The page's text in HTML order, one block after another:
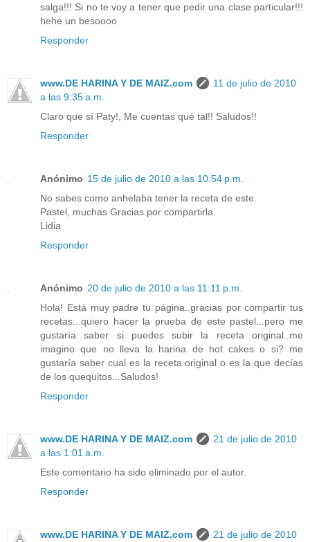
salga!!! Si no te voy a tener que pedir una clase particular!!!
hehe un besoooo
Responder
www.DE HARINA Y DE MAIZ.com
11 de julio de 2010
a las 9:35 a.m.
Claro que sí Paty!, Me cuentas qué tal!! Saludos!!
Responder
Anónimo 15 de julio de 2010 a las 10:54 p.m.
No sabes como anhelaba tener la receta de este
Pastel, muchas Gracias por compartirla.
Lidia
Responder
Anónimo 20 de julio de 2010 a las 11:11 p.m.
Hola! Está muy padre tu página..gracias por compartir tus
recetas...quiero hacer la prueba de este pastel...pero me
gustaría saber si puedes subir la receta original..me
imagino que no lleva la harina de hot cakes o si? me
gustaría saber cual es la receta original o es la que decías
de los quequitos...Saludos!
Responder
www.DE HARINA Y DE MAIZ.com
21 de julio de 2010
a las 1:01 a.m.
Este comentario ha sido eliminado por el autor.
Responder
www.DE HARINA Y DE MAIZ.com
21 de julio de 2010